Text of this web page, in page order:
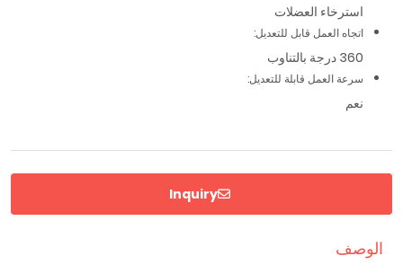
استرخاء العضلات
اتجاه العمل قابل للتعديل:
360 درجة بالتناوب
سرعة العمل قابلة للتعديل:
نعم
Inquiry
الوصف